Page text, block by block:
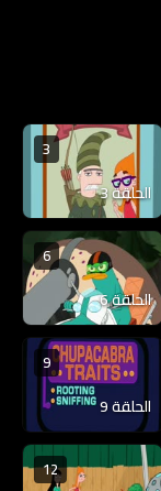
3
الحلقة 3
6
الحلقة 6
9
الحلقة 9
12